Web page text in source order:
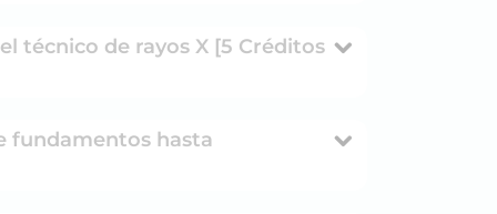
técnico de rayos X [5 Créditos
fundamentos hasta